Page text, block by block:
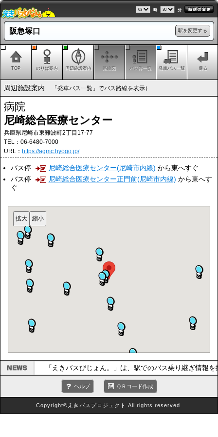
時 分
駅を変更する
阪急塚口
TOP のりば案内 周辺施設案内 路線図 バス停一覧 発車バス一覧 戻る
周辺施設案内 「発車バス一覧」でバス路線を表示）
病院
尼崎総合医療センター
兵庫県尼崎市東難波町2丁目17-77
TEL：06-6480-7000
URL： https://agmc.hyogo.jp/
バス停 尼崎総合医療センター(尼崎市内線) から東へすぐ
バス停
尼崎総合医療センター正門前(尼崎市内線) から東へす
ぐ
「えきバスびじょん。」は、駅でのバス乗り継ぎ情報
ヘルプ ＱＲコード作成
Copyright©えきバスプロジェクト All rights reserved.